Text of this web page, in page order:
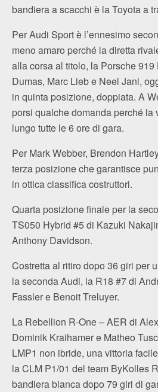
bandiera a scacchi è la Toyota a
Per Audi Sport è l’ennesimo
meno amaro perché la diretta
alla corsa al titolo, la Porsche
Dumas, Marc Lieb e Neel Jani,
in quinta posizione, doppiata. A
porsi qualche domanda perché la
lungo tutte le 6 ore di gara.
Per Mark Webber, Brendon
terza posizione che garantisce
in ottica classifica costruttori.
Quarta posizione finale per la
TS050 Hybrid #5 di Kazuki
Anthony Davidson.
Costretta al ritiro dopo 36 giri per
la seconda Audi, la R18 #7 di
Fassler e Benoit Treluyer.
La Rebellion R-One – AER di
Dominik Kraihamer e Matheo
LMP1 non ibride, una vittoria
la CLM P1/01 del team ByKolles
bandiera bianca dopo 79 giri di